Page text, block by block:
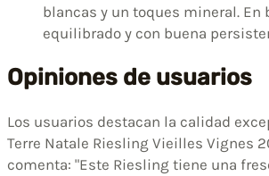
blancas y un toques mineral. En
equilibrado y con buena
Opiniones de usuarios
Los usuarios destacan la calidad
Terre Natale Riesling Vieilles Vignes
comenta: "Este Riesling tiene una